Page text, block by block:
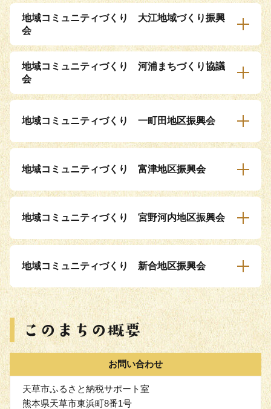
地域コミュニティづくり 大江地域づくり振興
会
地域コミュニティづくり 河浦まちづくり協議
会
地域コミュニティづくり 一町田地区振興会
地域コミュニティづくり 富津地区振興会
地域コミュニティづくり 宮野河内地区振興会
地域コミュニティづくり 新合地区振興会
お問い合わせ
天草市ふるさと納税サポート室
熊本県天草市東浜町8番1号